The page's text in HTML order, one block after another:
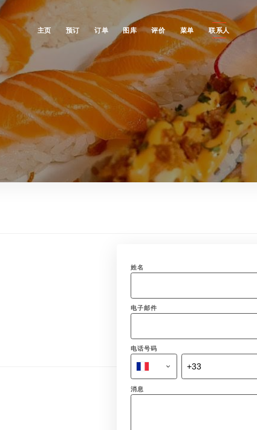
主页 预订 订单 图库 评价 菜单 联系人
姓名
电子邮件
电话号码
消息